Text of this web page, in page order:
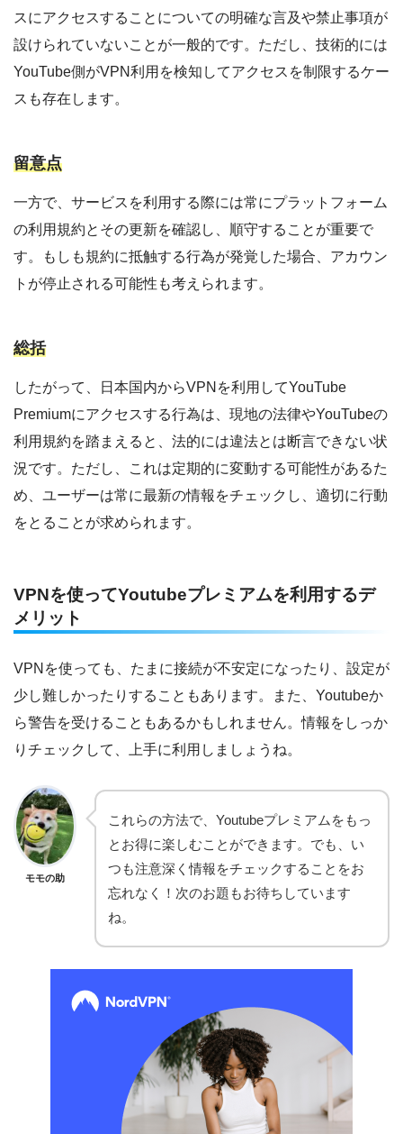
スにアクセスすることについての明確な言及や禁止事項が
設けられていないことが一般的です。ただし、技術的には
YouTube側がVPN利用を検知してアクセスを制限するケー
スも存在します。
留意点
一方で、サービスを利用する際には常にプラットフォーム
の利用規約とその更新を確認し、順守することが重要で
す。もしも規約に抵触する行為が発覚した場合、アカウン
トが停止される可能性も考えられます。
総括
したがって、日本国内からVPNを利用してYouTube
Premiumにアクセスする行為は、現地の法律やYouTubeの
利用規約を踏まえると、法的には違法とは断言できない状
況です。ただし、これは定期的に変動する可能性があるた
め、ユーザーは常に最新の情報をチェックし、適切に行動
をとることが求められます。
VPNを使ってYoutubeプレミアムを利用するデ
メリット
VPNを使っても、たまに接続が不安定になったり、設定が
少し難しかったりすることもあります。また、Youtubeか
ら警告を受けることもあるかもしれません。情報をしっか
りチェックして、上手に利用しましょうね。
モモの助
これらの方法で、Youtubeプレミアムをもっ
とお得に楽しむことができます。でも、い
つも注意深く情報をチェックすることをお
忘れなく！次のお題もお待ちしています
ね。